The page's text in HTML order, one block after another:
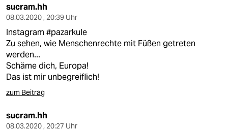
sucram.hh
08.03.2020 , 20:39 Uhr
Instagram #pazarkule
Zu sehen, wie Menschenrechte mit Füßen getreten
werden...
Schäme dich, Europa!
Das ist mir unbegreiflich!
zum Beitrag
sucram.hh
08.03.2020 , 20:27 Uhr